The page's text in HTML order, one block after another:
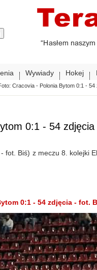
Wywiady Hokej
Cracovia - Polonia Bytom 0:1 - 54
0:1 - 54 zdjęcia
fot. Biś) z meczu 8. kolejki
0:1 - 54 zdjęcia - fot.